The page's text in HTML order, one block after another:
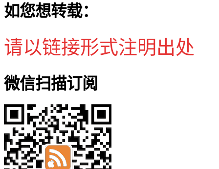
如您想转载：
请以链接形式注明出处
微信扫描订阅